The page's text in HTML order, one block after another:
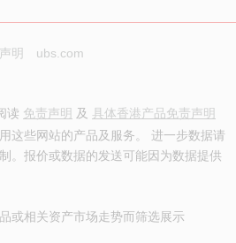
明 ubs.com
读 免责声明 及 具体香港产品免责声明
这些网站的产品及服务。 进一步数据请
。报价或数据的发送可能因为数据提供
或相关资产市场走势而筛选展示